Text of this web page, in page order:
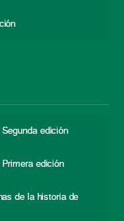
edición
edición
de la historia de